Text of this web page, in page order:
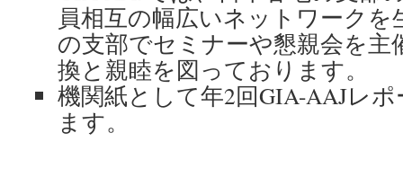
員相互の幅広いネットワーク
の支部でセミナーや懇親会を主
換と親睦を図っております。
機関紙として年2回GIA-AAJレ
ます。